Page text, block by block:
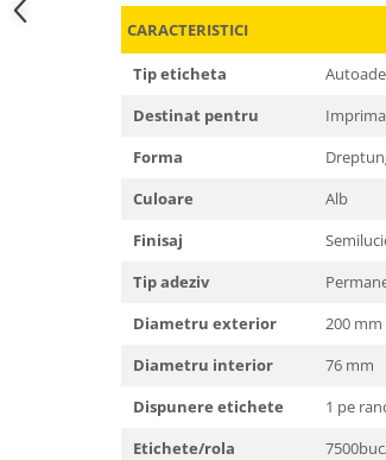
CARACTERISTICI
Tip eticheta
Destinat pentru
Forma
Culoare
Alb
Finisaj
Tip adeziv
Diametru exterior
200 mm
Diametru interior
76 mm
Dispunere etichete
1 pe
Etichete/rola